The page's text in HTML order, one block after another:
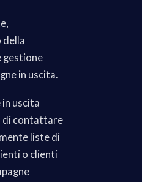
della
gestione
in uscita.
in uscita
di contattare
liste di
o clienti